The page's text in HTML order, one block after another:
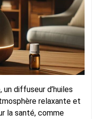
diffuseur d’huiles
relaxante et
la santé, comme